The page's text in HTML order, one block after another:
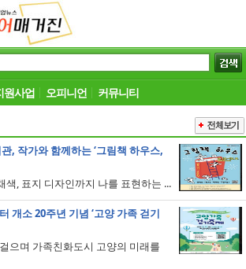
원사업 오피니언 커뮤니티
, 작가와 함께하는 ‘그림책 하우스,
색, 표지 디자인까지 나를 표현하는 ...
개소 20주년 기념 ‘고양 가족 걷기
으며 가족친화도시 고양의 미래를